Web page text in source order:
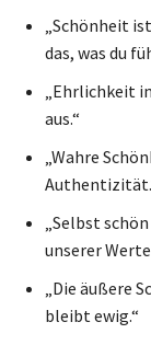
„Schönheit
das, was du
„Ehrlichkeit
aus.“
„Wahre
„Selbst
unserer
„Die äußere
bleibt ewig.“